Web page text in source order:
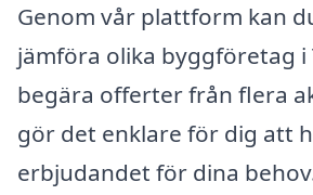
Genom vår plattform kan
jämföra olika byggföretag i
begära offerter från flera
gör det enklare för dig att
erbjudandet för dina